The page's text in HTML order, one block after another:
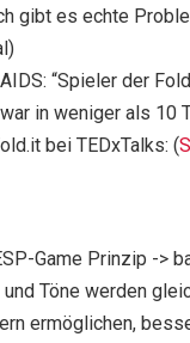
gibt es echte
“Spieler der
in weniger als 10
bei TEDxTalks: (
Game Prinzip ->
Töne werden
ermöglichen,